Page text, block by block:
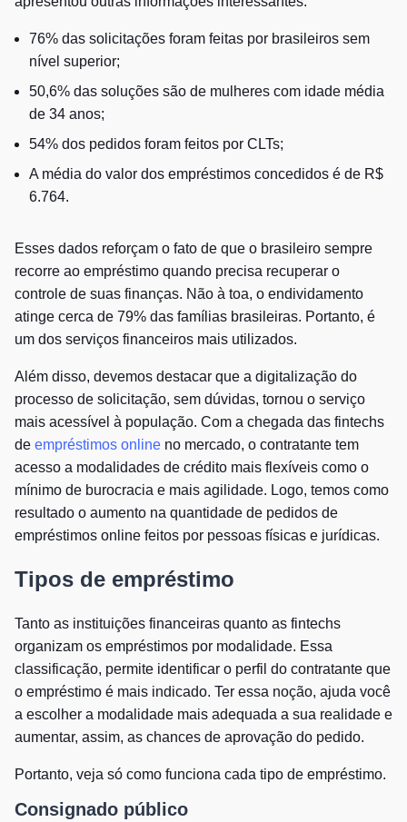
76% das solicitações foram feitas por brasileiros sem
nível superior;
50,6% das soluções são de mulheres com idade média
de 34 anos;
54% dos pedidos foram feitos por CLTs;
A média do valor dos empréstimos concedidos é de R$
6.764.
Esses dados reforçam o fato de que o brasileiro sempre
recorre ao empréstimo quando precisa recuperar o
controle de suas finanças. Não à toa, o endividamento
atinge cerca de 79% das famílias brasileiras. Portanto, é
um dos serviços financeiros mais utilizados.
Além disso, devemos destacar que a digitalização do
processo de solicitação, sem dúvidas, tornou o serviço
mais acessível à população. Com a chegada das fintechs
de empréstimos online no mercado, o contratante tem
acesso a modalidades de crédito mais flexíveis como o
mínimo de burocracia e mais agilidade. Logo, temos como
resultado o aumento na quantidade de pedidos de
empréstimos online feitos por pessoas físicas e jurídicas.
Tipos de empréstimo
Tanto as instituições financeiras quanto as fintechs
organizam os empréstimos por modalidade. Essa
classificação, permite identificar o perfil do contratante que
o empréstimo é mais indicado. Ter essa noção, ajuda você
a escolher a modalidade mais adequada a sua realidade e
aumentar, assim, as chances de aprovação do pedido.
Portanto, veja só como funciona cada tipo de empréstimo.
Consignado público